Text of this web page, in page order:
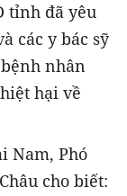
tỉnh đã yêu
các y bác sỹ
nhân
hại về
Nam, Phó
cho biết: